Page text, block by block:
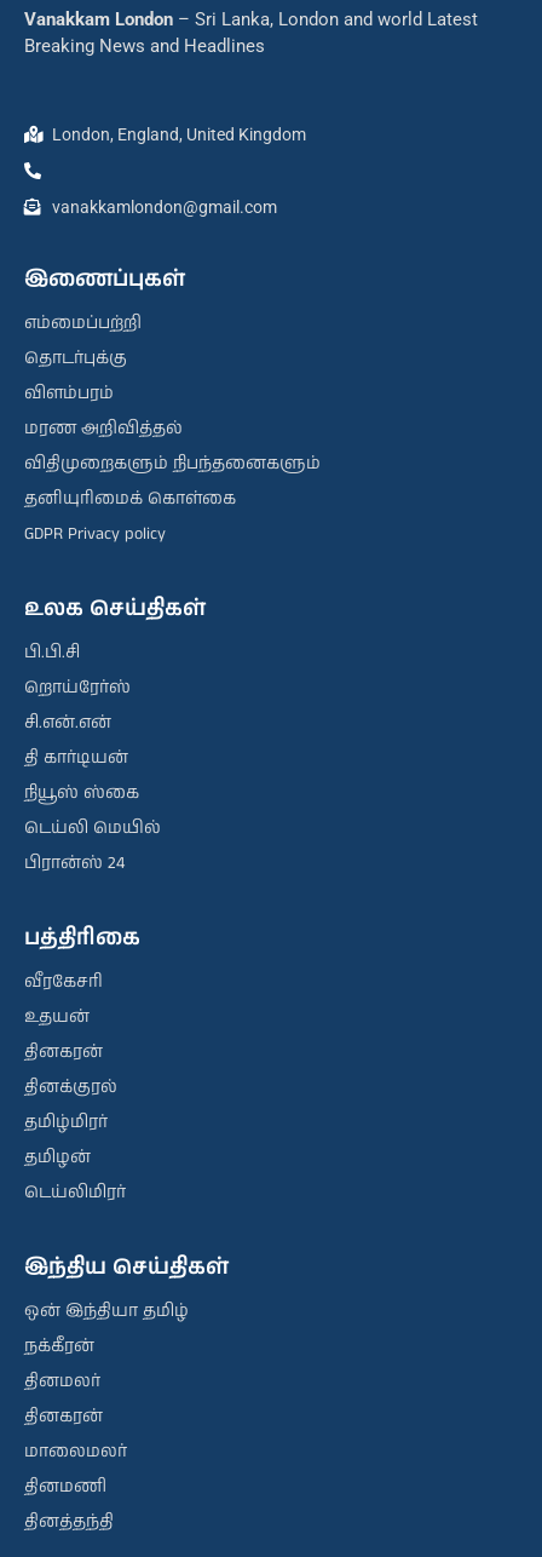
Vanakkam London – Sri Lanka, London and world Latest
Breaking News and Headlines
London, England, United Kingdom
vanakkamlondon@gmail.com
இணைப்புகள்
எம்மைப்பற்றி
தொடர்புக்கு
விளம்பரம்
மரண அறிவித்தல்
விதிமுறைகளும் நிபந்தனைகளும்
தனியுரிமைக் கொள்கை
GDPR Privacy policy
உலக செய்திகள்
பி.பி.சி
றொய்ரேர்ஸ்
சி.என்.என்
தி கார்டியன்
நியூஸ் ஸ்கை
டெய்லி மெயில்
பிரான்ஸ் 24
பத்திரிகை
வீரகேசரி
உதயன்
தினகரன்
தினக்குரல்
தமிழ்மிரர்
தமிழன்
டெய்லிமிரர்
இந்திய செய்திகள்
ஒன் இந்தியா தமிழ்
நக்கீரன்
தினமலர்
தினகரன்
மாலைமலர்
தினமணி
தினத்தந்தி